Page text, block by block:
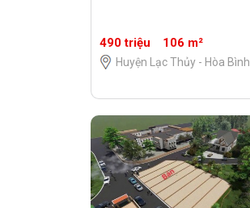
490 triệu 106 m²
Huyện Lạc Thủy - Hòa Bình